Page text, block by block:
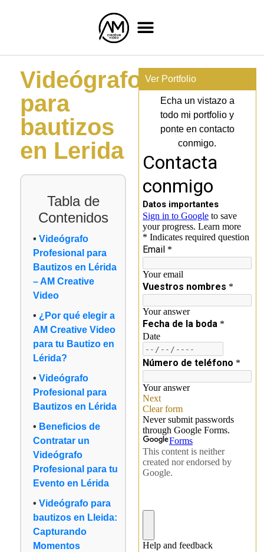
Videógrafo
para
bautizos
en Lerida
Tabla de
Contenidos
Videógrafo
Profesional para
Bautizos en Lérida
– AM Creative
Video
¿Por qué elegir a
AM Creative Video
para tu Bautizo en
Lérida?
Videógrafo
Profesional para
Bautizos en Lérida
Beneficios de
Contratar un
Videógrafo
Profesional para tu
Evento en Lérida
Videógrafo para
bautizos en Lleida:
Capturando
Momentos
Ver Portfolio
Echa un vistazo a
todo mi portfolio y
ponte en contacto
conmigo.